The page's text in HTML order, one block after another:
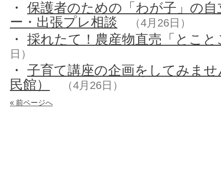
・ 保護者のための「わが子」の
ー・出張プレ相談
（4月26日）
・ 採れたて！農産物直売「とこと
日）
・ 子育て講座の企画をしてみま
民館）
（4月26日）
« 前ページへ